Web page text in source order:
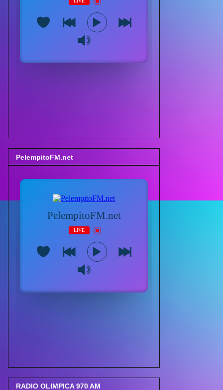
PelempitoFM.net
RADIO OLIMPICA 970 AM